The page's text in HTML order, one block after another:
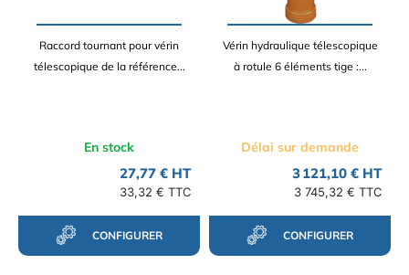
Raccord tournant pour vérin
télescopique de la référence...
En stock
27,77 € HT
33,32 € TTC
CONFIGURER
Vérin hydraulique télescopique
à rotule 6 éléments tige :...
Délai sur demande
3 121,10 € HT
3 745,32 € TTC
CONFIGURER